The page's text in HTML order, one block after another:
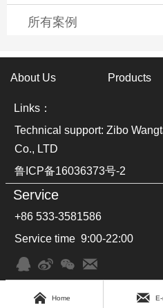
所有案例
About Us Products
Links：
Technical support: Zibo
Co., LTD
鲁ICP备16036373号-2
Service
+86 533-3581586
Service time 9:00-22:00
   
 Home 